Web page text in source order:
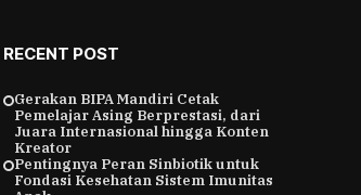
RECENT POST
Gerakan BIPA Mandiri Cetak
Pemelajar Asing Berprestasi, dari
Juara Internasional hingga Konten
Kreator
Pentingnya Peran Sinbiotik untuk
Fondasi Kesehatan Sistem Imunitas